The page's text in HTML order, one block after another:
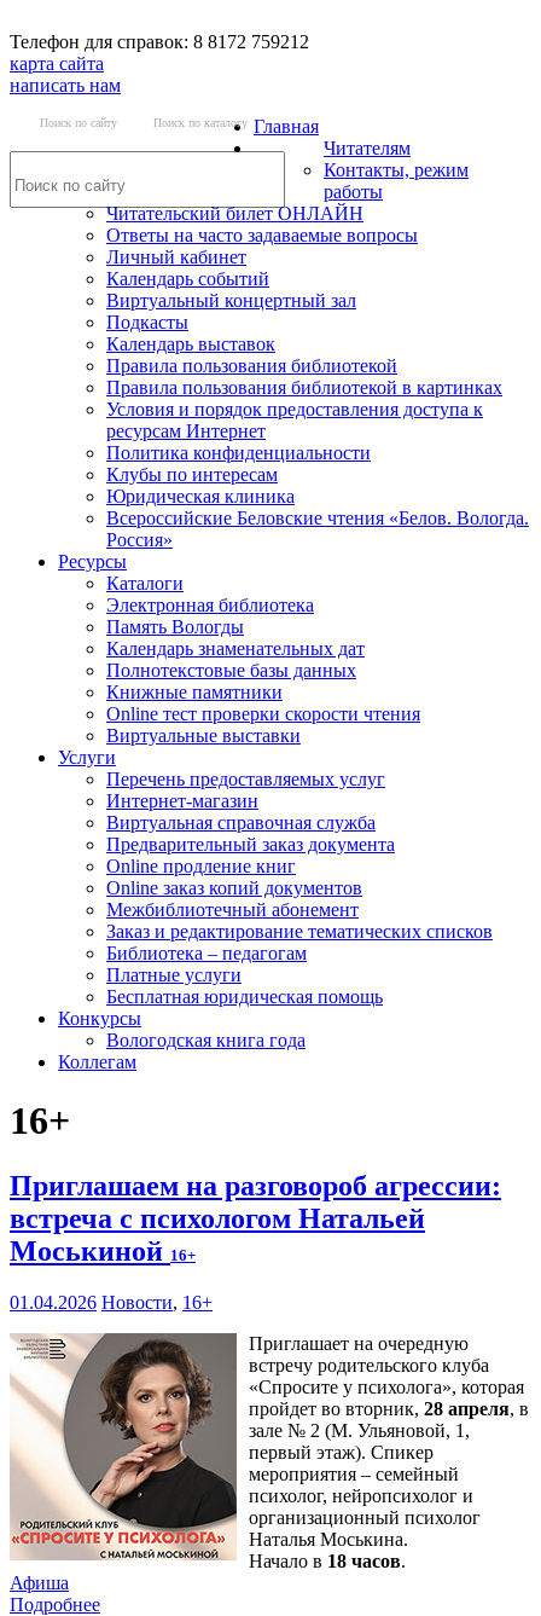
Телефон для справок: 8 8172 759212
карта сайта
написать нам
Поиск по сайту Поиск по каталогу Главная
Читателям
Контакты, режим
работы
Читательский билет ОНЛАЙН
Ответы на часто задаваемые вопросы
Личный кабинет
Календарь событий
Виртуальный концертный зал
Подкасты
Календарь выставок
Правила пользования библиотекой
Правила пользования библиотекой в картинках
Условия и порядок предоставления доступа к
ресурсам Интернет
Политика конфиденциальности
Клубы по интересам
Юридическая клиника
Всероссийские Беловские чтения «Белов. Вологда.
Россия»
Ресурсы
Каталоги
Электронная библиотека
Память Вологды
Календарь знаменательных дат
Полнотекстовые базы данных
Книжные памятники
Online тест проверки скорости чтения
Виртуальные выставки
Услуги
Перечень предоставляемых услуг
Интернет-магазин
Виртуальная справочная служба
Предварительный заказ документа
Online продление книг
Online заказ копий документов
Межбиблиотечный абонемент
Заказ и редактирование тематических списков
Библиотека – педагогам
Платные услуги
Бесплатная юридическая помощь
Конкурсы
Вологодская книга года
Коллегам
16+
Приглашаем на разговороб агрессии:
встреча с психологом Натальей
Моськиной 16+
01.04.2026 Новости, 16+
Приглашает на очередную
встречу родительского клуба
«Спросите у психолога», которая
пройдет во вторник, 28 апреля, в
зале № 2 (М. Ульяновой, 1,
первый этаж). Спикер
мероприятия – семейный
психолог, нейропсихолог и
организационный психолог
Наталья Моськина.
Начало в 18 часов.
Афиша
Подробнее